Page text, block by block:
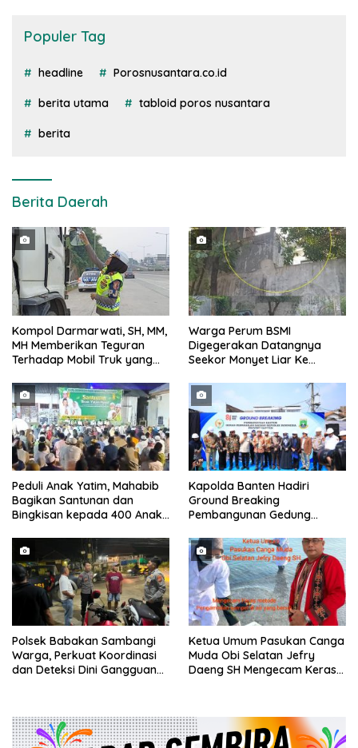
Populer Tag
headline Porosnusantara.co.id
berita utama tabloid poros nusantara
berita
Berita Daerah
Kompol Darmarwati, SH, MM,
MH Memberikan Teguran
Terhadap Mobil Truk yang
Tanggerang Kota
Warga Perum BSMI
Digegerakan Datangnya
Seekor Monyet Liar Ke
Peduli Anak Yatim, Mahabib
Bagikan Santunan dan
Bingkisan kepada 400 Anak
Kapolda Banten Hadiri
Ground Breaking
Pembangunan Gedung
Provinsi Banten
Polsek Babakan Sambangi
Warga, Perkuat Koordinasi
dan Deteksi Dini Gangguan
Ketua Umum Pasukan Canga
Muda Obi Selatan Jefry
Daeng SH Mengecam Keras